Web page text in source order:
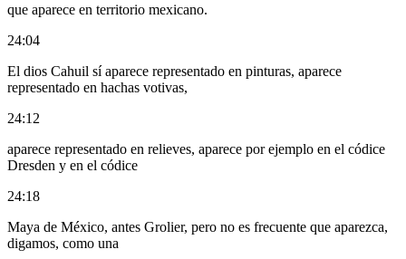
que aparece en territorio mexicano.
24:04
El dios Cahuil sí aparece representado en pinturas, aparece
representado en hachas votivas,
24:12
aparece representado en relieves, aparece por ejemplo en el códice
Dresden y en el códice
24:18
Maya de México, antes Grolier, pero no es frecuente que aparezca,
digamos, como una